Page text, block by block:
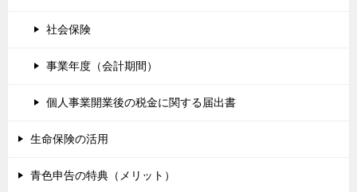
社会保険
事業年度（会計期間）
個人事業開業後の税金に関する届出書
生命保険の活用
青色申告の特典（メリット）